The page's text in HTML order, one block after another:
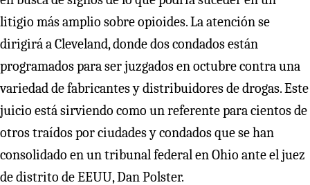
litigio más amplio sobre opioides. La atención se
dirigirá a Cleveland, donde dos condados están
programados para ser juzgados en octubre contra una
variedad de fabricantes y distribuidores de drogas. Este
juicio está sirviendo como un referente para cientos de
otros traídos por ciudades y condados que se han
consolidado en un tribunal federal en Ohio ante el juez
de distrito de EEUU, Dan Polster.